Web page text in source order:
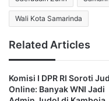
Internet
Lalu, apa sebenarnya
resminya, Cloudflare
satu jaringan terbesar
esensial, layanan ini
Wali Kota Samarinda
Related Articles
Komisi I DPR RI Soroti
Online: Banyak WNI Jadi